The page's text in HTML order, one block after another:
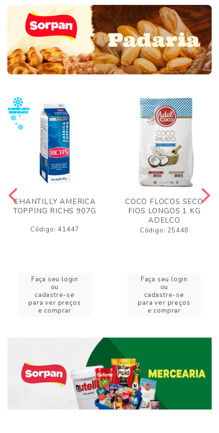
CHANTILLY AMERICA
TOPPING RICHS 907G
Código: 41447
Faça seu login
ou
cadastre-se
para ver preços
e comprar
COCO FLOCOS SECO
FIOS LONGOS 1 KG
ADELCO
Código: 25448
Faça seu login
ou
cadastre-se
para ver preços
e comprar